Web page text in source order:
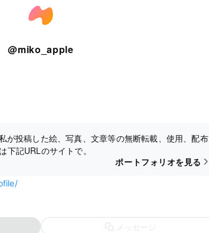
@miko_apple
投稿した絵、写真、文章等の無断転載、使用、配布
記URLのサイトで。
ポートフォリオを見る
メッセージ